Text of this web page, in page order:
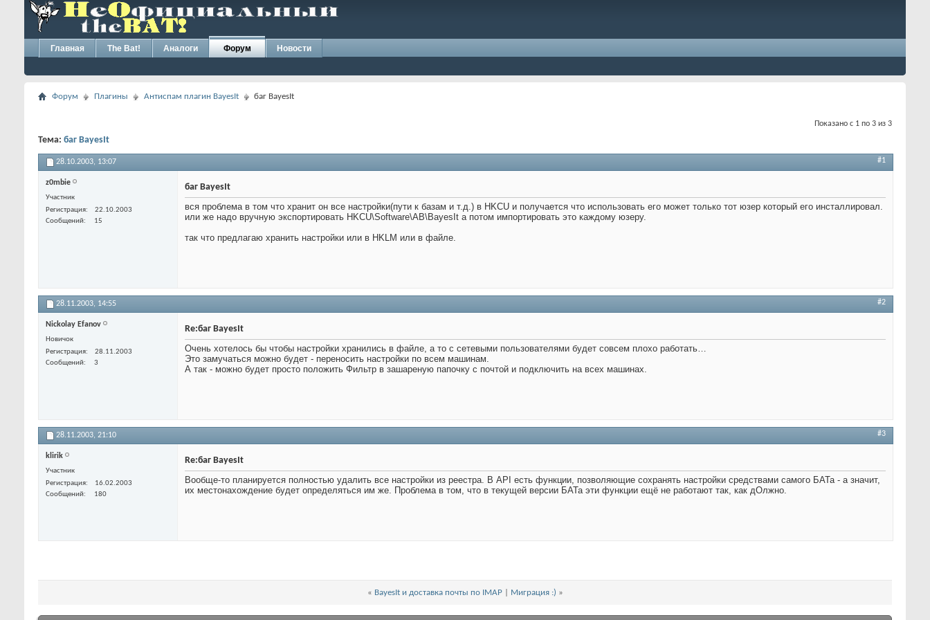
Главная The Bat! Аналоги Форум Новости
Форум Плагины Антиспам плагин BayesIt баг BayesIt
Показано с 1 по 3 из 3
Тема: баг BayesIt
28.10.2003, 13:07 #1
z0mbie
Участник
Регистрация
22.10.2003
Сообщений
15
баг BayesIt
вся проблема в том что хранит он все настройки(пути к базам и т.д.) в HKCU и получается что использовать его может только тот юзер который его инсталлировал.
или же надо вручную экспортировать HKCU\Software\AB\BayesIt а потом импортировать это каждому юзеру.
так что предлагаю хранить настройки или в HKLM или в файле.
28.11.2003, 14:55 #2
Nickolay Efanov
Новичок
Регистрация
28.11.2003
Сообщений
3
Re:баг BayesIt
Очень хотелось бы чтобы настройки хранились в файле, а то с сетевыми пользователями будет совсем плохо работать…
Это замучаться можно будет - переносить настройки по всем машинам.
А так - можно будет просто положить Фильтр в зашареную папочку с почтой и подключить на всех машинах.
28.11.2003, 21:10 #3
klirik
Участник
Регистрация
16.02.2003
Сообщений
180
Re:баг BayesIt
Вообще-то планируется полностью удалить все настройки из реестра. В API есть функции, позволяющие сохранять настройки средствами самого БАТа - а значит,
их местонахождение будет определяться им же. Проблема в том, что в текущей версии БАТа эти функции ещё не работают так, как дОлжно.
« BayesIt и доставка почты по IMAP| Миграция :) »